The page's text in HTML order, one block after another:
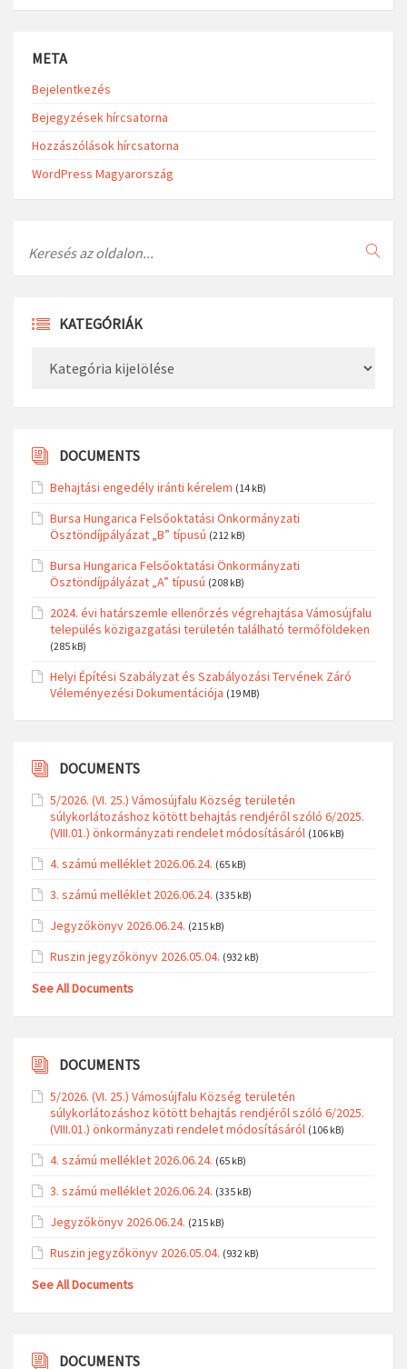
META
Bejelentkezés
Bejegyzések hírcsatorna
Hozzászólások hírcsatorna
WordPress Magyarország
KATEGÓRIÁK
DOCUMENTS
Behajtási engedély iránti kérelem (14 kB)
Bursa Hungarica Felsőoktatási Önkormányzati
Ösztöndíjpályázat „B” típusú (212 kB)
Bursa Hungarica Felsőoktatási Önkormányzati
Ösztöndíjpályázat „A” típusú (208 kB)
2024. évi határszemle ellenőrzés végrehajtása Vámosújfalu
település közigazgatási területén található termőföldeken
(285 kB)
Helyi Építési Szabályzat és Szabályozási Tervének Záró
Véleményezési Dokumentációja (19 MB)
DOCUMENTS
5/2026. (VI. 25.) Vámosújfalu Község területén
súlykorlátozáshoz kötött behajtás rendjéről szóló 6/2025.
(VIII.01.) önkormányzati rendelet módosításáról (106 kB)
4. számú melléklet 2026.06.24. (65 kB)
3. számú melléklet 2026.06.24. (335 kB)
Jegyzőkönyv 2026.06.24. (215 kB)
Ruszin jegyzőkönyv 2026.05.04. (932 kB)
See All Documents
DOCUMENTS
5/2026. (VI. 25.) Vámosújfalu Község területén
súlykorlátozáshoz kötött behajtás rendjéről szóló 6/2025.
(VIII.01.) önkormányzati rendelet módosításáról (106 kB)
4. számú melléklet 2026.06.24. (65 kB)
3. számú melléklet 2026.06.24. (335 kB)
Jegyzőkönyv 2026.06.24. (215 kB)
Ruszin jegyzőkönyv 2026.05.04. (932 kB)
See All Documents
DOCUMENTS